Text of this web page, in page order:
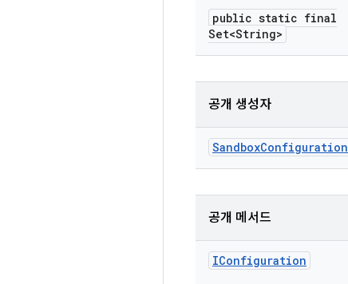
public static final
Set<String>
공개 생성자
SandboxConfiguration
공개 메서드
IConfiguration